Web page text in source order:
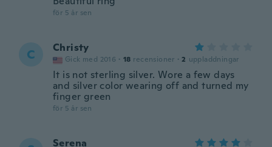
för 5 år sen
C Christy
Gick med 2016 · 18 recensioner · 2 uppladdningar
It is not sterling silver. Wore a few days
and silver color wearing off and turned my
finger green
för 5 år sen
Serena